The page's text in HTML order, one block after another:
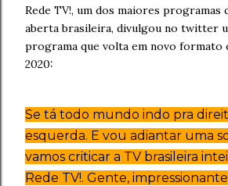
Rede TV!, um dos maiores programas
aberta brasileira, divulgou no twitter
programa que volta em novo formato
2020:
Se tá todo mundo indo pra
esquerda. E vou adiantar uma
vamos criticar a TV brasileira
Rede TV!. Gente,